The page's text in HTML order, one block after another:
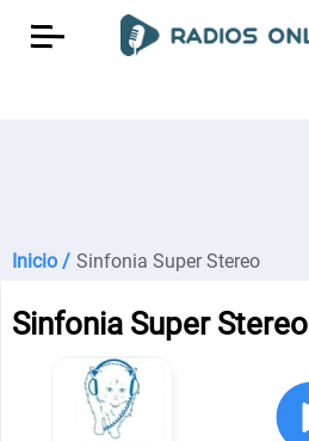
Inicio / Sinfonia Super Stereo
Sinfonia Super Stereo